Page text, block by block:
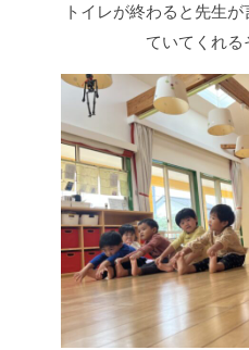
トイレが終わると先生
ていてくれ